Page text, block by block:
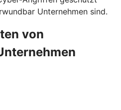
Unternehmen sind.
von